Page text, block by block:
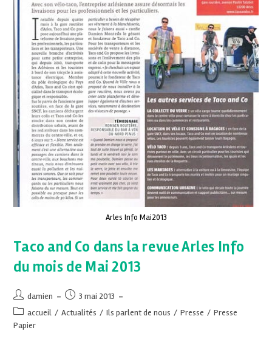
Arles Info Mai2013
Taco and Co dans la revue Arles Info
du mois de Mai 2013
damien
3 mai 2013
accueil / Actualités / Ils parlent de nous / Presse / Presse
Papier